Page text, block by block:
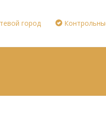
город